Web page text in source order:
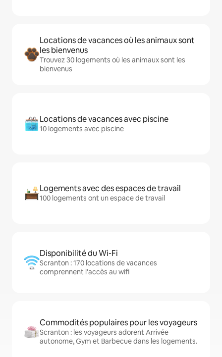
Locations de vacances où les animaux sont
les bienvenus
Trouvez 30 logements où les animaux sont les
bienvenus
Locations de vacances avec piscine
10 logements avec piscine
Logements avec des espaces de travail
100 logements ont un espace de travail
Disponibilité du Wi-Fi
Scranton : 170 locations de vacances
comprennent l'accès au wifi
Commodités populaires pour les voyageurs
Scranton : les voyageurs adorent Arrivée
autonome, Gym et Barbecue dans les logements.